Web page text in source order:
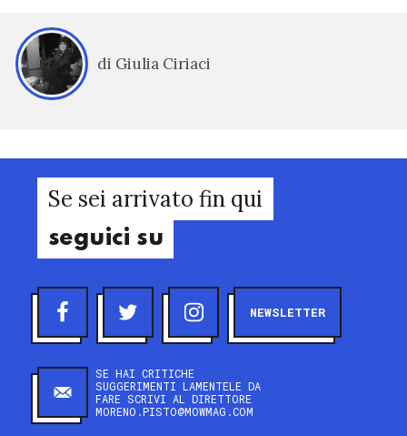
di Giulia Ciriaci
Se sei arrivato fin qui
seguici su
NEWSLETTER
SE HAI CRITICHE
SUGGERIMENTI LAMENTELE DA
FARE SCRIVI AL DIRETTORE
MORENO.PISTO@MOWMAG.COM